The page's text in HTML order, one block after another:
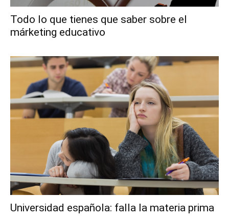
Todo lo que tienes que saber sobre el
márketing educativo
Universidad española: falla la materia prima